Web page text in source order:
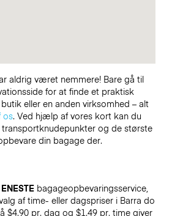
aldrig været nemmere! Bare gå til
for at finde et praktisk
eller en anden virksomhed – alt
os. Ved hjælp af vores kort kan du
og de største
din bagage der.
ENESTEbagageopbevaringsservice,
af time- eller dagspriser i Barra do
$4.90 pr. dag og $1.49 pr. time giver